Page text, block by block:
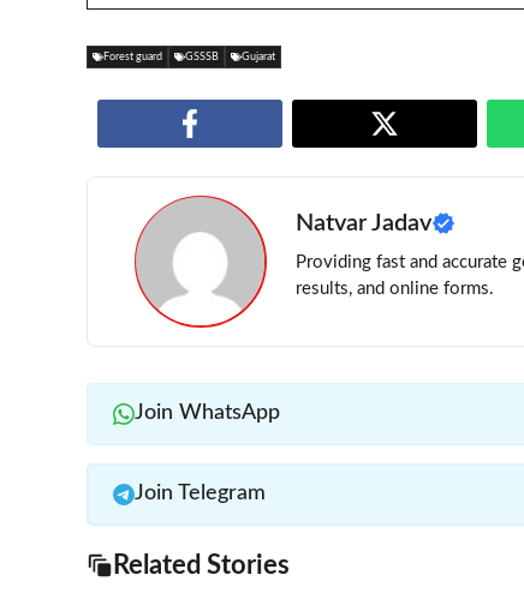
Forest guard GSSSB Gujarat
Natvar Jadav
Providing fast and accurate
results, and online forms.
Join WhatsApp
Join Telegram
Related Stories